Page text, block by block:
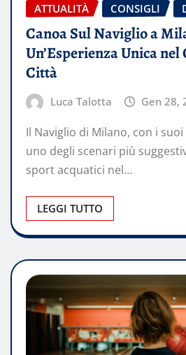
ATTUALITÀ CONSIGLI
Canoa Sul Naviglio a
Un’Esperienza Unica
Città
Luca Talotta Gen 28,
Il Naviglio di Milano, con i
uno degli scenari più
sport acquatici nel…
LEGGI TUTTO